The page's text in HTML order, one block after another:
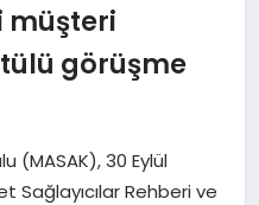
müşteri
görüşme
(MASAK), 30 Eylül
Sağlayıcılar Rehberi ve